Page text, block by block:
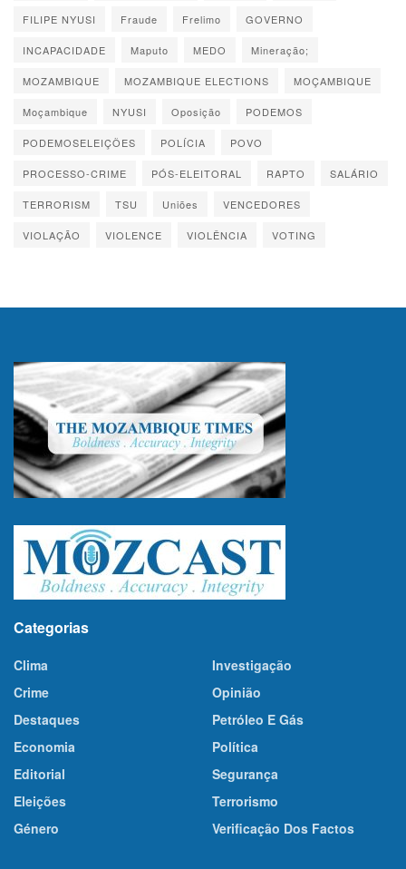
FILIPE NYUSI Fraude Frelimo GOVERNO
INCAPACIDADE Maputo MEDO Mineração;
MOZAMBIQUE MOZAMBIQUE ELECTIONS MOÇAMBIQUE
Moçambique NYUSI Oposição PODEMOS
PODEMOSELEIÇÕES POLÍCIA POVO
PROCESSO-CRIME PÓS-ELEITORAL RAPTO SALÁRIO
TERRORISM TSU Uniões VENCEDORES
VIOLAÇÃO VIOLENCE VIOLÊNCIA VOTING
Categorias
Clima
Crime
Destaques
Economia
Editorial
Eleições
Género
Investigação
Opinião
Petróleo E Gás
Política
Segurança
Terrorismo
Verificação Dos Factos